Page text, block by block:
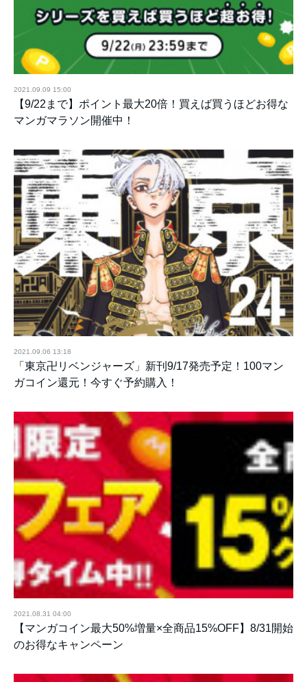
2021.09.09 15:00
【9/22まで】ポイント最大20倍！買えば買うほどお得な
マンガマラソン開催中！
2021.09.06 13:18
「東京卍リベンジャーズ」新刊9/17発売予定！100マン
ガコイン還元！今すぐ予約購入！
2021.08.31 04:00
【マンガコイン最大50%増量×全商品15%OFF】8/31開始
のお得なキャンペーン